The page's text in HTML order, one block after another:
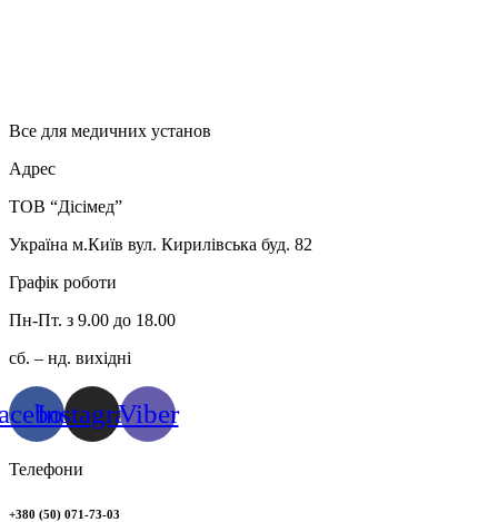
Все для медичних установ
Адрес
ТОВ “Дісімед”
Україна м.Київ вул. Кирилівська буд. 82
Графік роботи
Пн-Пт. з 9.00 до 18.00
сб. – нд. вихідні
InstagramViber
Телефони
+380 (50) 071-73-03